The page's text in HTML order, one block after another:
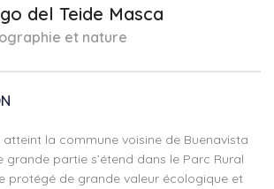
del Teide Masca
et nature
la commune voisine de Buenavista
grande partie s’étend dans le Parc Rural
protégé de grande valeur écologique et